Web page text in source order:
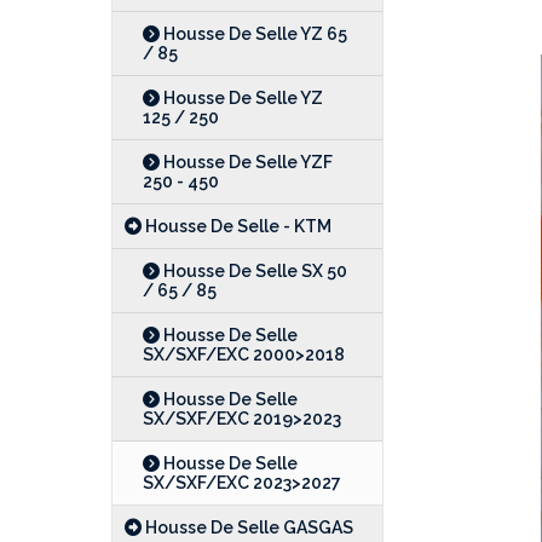
Housse De Selle YZ 65
/ 85
Housse De Selle YZ
125 / 250
Housse De Selle YZF
250 - 450
Housse De Selle - KTM
Housse De Selle SX 50
/ 65 / 85
Housse De Selle
SX/SXF/EXC 2000>2018
Housse De Selle
SX/SXF/EXC 2019>2023
Housse De Selle
SX/SXF/EXC 2023>2027
Housse De Selle GASGAS